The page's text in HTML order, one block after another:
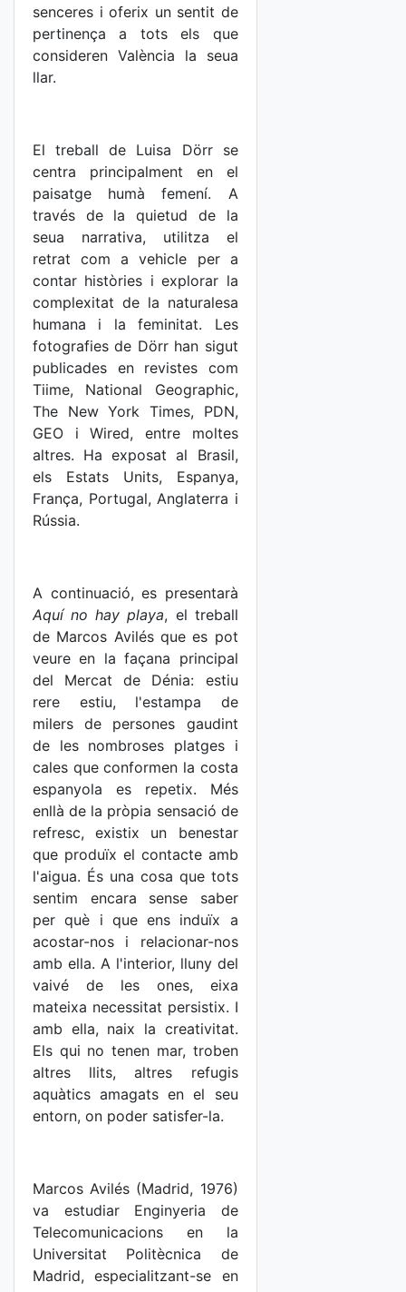
senceres i oferix un sentit de
pertinença a tots els que
consideren València la seua
llar.
El treball de Luisa Dörr se
centra principalment en el
paisatge humà femení. A
través de la quietud de la
seua narrativa, utilitza el
retrat com a vehicle per a
contar històries i explorar la
complexitat de la naturalesa
humana i la feminitat. Les
fotografies de Dörr han sigut
publicades en revistes com
Tiime, National Geographic,
The New York Times, PDN,
GEO i Wired, entre moltes
altres. Ha exposat al Brasil,
els Estats Units, Espanya,
França, Portugal, Anglaterra i
Rússia.
A continuació, es presentarà
Aquí no hay playa, el treball
de Marcos Avilés que es pot
veure en la façana principal
del Mercat de Dénia: estiu
rere estiu, l'estampa de
milers de persones gaudint
de les nombroses platges i
cales que conformen la costa
espanyola es repetix. Més
enllà de la pròpia sensació de
refresc, existix un benestar
que produïx el contacte amb
l'aigua. És una cosa que tots
sentim encara sense saber
per què i que ens induïx a
acostar-nos i relacionar-nos
amb ella. A l'interior, lluny del
vaivé de les ones, eixa
mateixa necessitat persistix. I
amb ella, naix la creativitat.
Els qui no tenen mar, troben
altres llits, altres refugis
aquàtics amagats en el seu
entorn, on poder satisfer-la.
Marcos Avilés (Madrid, 1976)
va estudiar Enginyeria de
Telecomunicacions en la
Universitat Politècnica de
Madrid, especialitzant-se en